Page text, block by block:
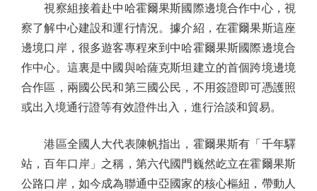
視察組接着赴中哈霍爾果斯國際邊境合作中心，視
察了解中心建設和運行情況。據介紹，在霍爾果斯這座
邊境口岸，很多遊客專程來到中哈霍爾果斯國際邊境合
作中心。這裏是中國與哈薩克斯坦建立的首個跨境邊境
合作區，兩國公民和第三國公民，不用簽證即可憑護照
或出入境通行證等有效證件出入，進行洽談和貿易。
港區全國人大代表陳帆指出，霍爾果斯有「千年驛
站，百年口岸」之稱，第六代國門巍然屹立在霍爾果斯
公路口岸，如今成為聯通中亞國家的核心樞紐，帶動人